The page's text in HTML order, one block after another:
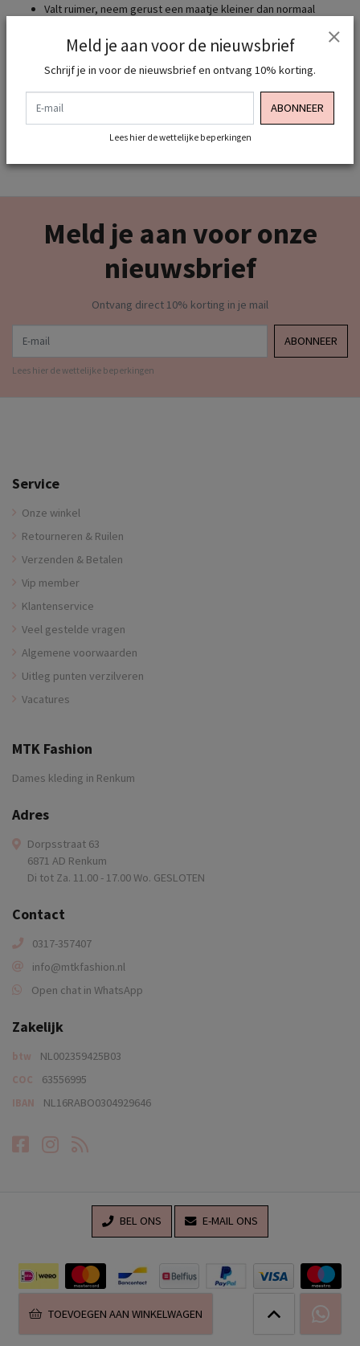
TOEVOEGEN AAN WINKELWAGEN
Valt ruimer, neem gerust een maatje kleiner dan normaal
Hou jij van shoppen en wil jij dit altijd graag bij MTK Fashion doen
? Meld je dan snel aan als VIP MEMBER zodat we je kunnen
toevoegen aan onze VIP LIJST want dan ontvang je standaard 10%
korting op al onze merken. MEER INFO STUUR ONS EEN BERICHTJE
OF MAIL
Meld je aan voor onze
nieuwsbrief
Ontvang direct 10% korting in je mail
ABONNEER
Lees hier de wettelijke beperkingen
Service
Onze winkel
Retourneren & Ruilen
Verzenden & Betalen
Vip member
Klantenservice
Veel gestelde vragen
Algemene voorwaarden
Uitleg punten verzilveren
Vacatures
MTK Fashion
Dames kleding in Renkum
Adres
Dorpsstraat 63
6871 AD Renkum
Di tot Za. 11.00 - 17.00 Wo. GESLOTEN
Contact
0317-357407
info@mtkfashion.nl
Open chat in WhatsApp
Zakelijk
btw NL002359425B03
COC 63556995
IBAN NL16RABO0304929646
Facebook
Instagram
RSS-feed
BEL ONS E-MAIL ONS
Meld je aan voor de nieuwsbrief
Schrijf je in voor de nieuwsbrief en ontvang 10% korting.
ABONNEER
Lees hier de wettelijke beperkingen